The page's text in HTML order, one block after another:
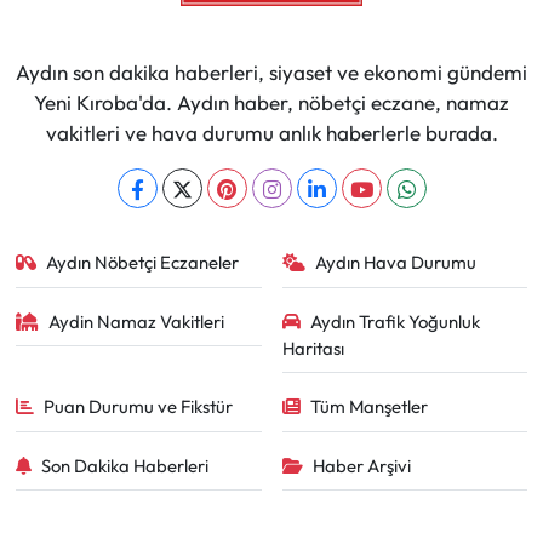
Aydın son dakika haberleri, siyaset ve ekonomi gündemi
Yeni Kıroba'da. Aydın haber, nöbetçi eczane, namaz
vakitleri ve hava durumu anlık haberlerle burada.
Aydın Nöbetçi Eczaneler Aydın Hava Durumu
Aydin Namaz Vakitleri
Aydın Trafik Yoğunluk
Haritası
Puan Durumu ve Fikstür Tüm Manşetler
Son Dakika Haberleri Haber Arşivi